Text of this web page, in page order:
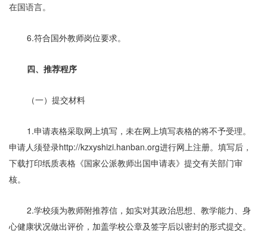
在国语言。
6.符合国外教师岗位要求。
四、推荐程序
（一）提交材料
1.申请表格采取网上填写，未在网上填写表格的将不予受理。
申请人须登录http://kzxyshizi.hanban.org进行网上注册。填写后，
下载打印纸质表格《国家公派教师出国申请表》提交有关部门审
核。
2.学校须为教师附推荐信，如实对其政治思想、教学能力、身
心健康状况做出评价，加盖学校公章及签字后以密封的形式提交。